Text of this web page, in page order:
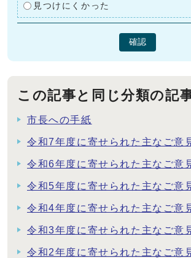
見つけにくかった
確認
この記事と同じ分類の記
市長への手紙
令和7年度に寄せられた主なご意
令和6年度に寄せられた主なご意
令和5年度に寄せられた主なご意
令和4年度に寄せられた主なご意
令和3年度に寄せられた主なご意
令和2年度に寄せられた主なご意